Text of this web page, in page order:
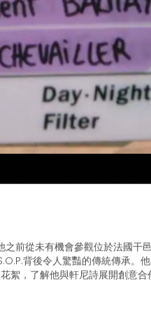
前從未有機會參觀位於法國干
背後令人驚豔的傳統傳承。他